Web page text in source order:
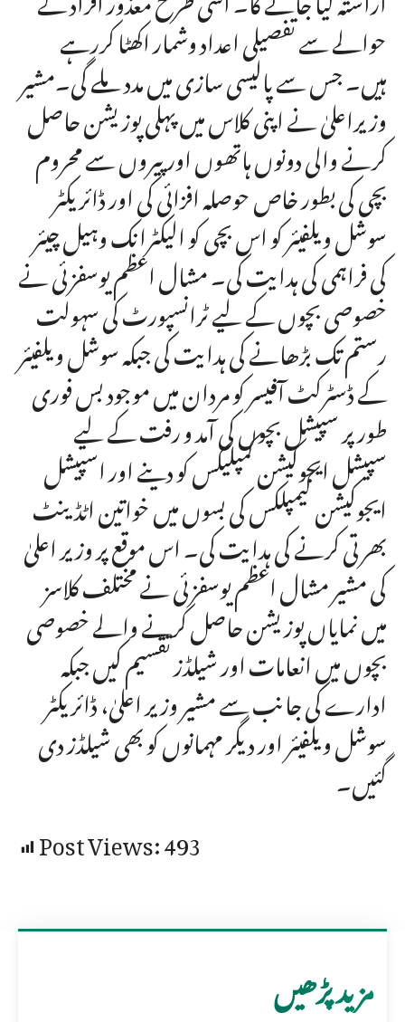
حوالے سے تفصیلی اعداد وشمار اکھٹا کررہے
ہیں۔ جس سے پالیسی سازی میں مدد ملے گی۔مشیر
وزیراعلیٰ نے اپنی کلاس میں پہلی پوزیشن حاصل
کرنے والی دونوں ہاتھوں اور پیروں سے محروم
بچی کی بطور خاص حوصلہ افزائی کی اور ڈائریکٹر
سوشل ویلفیئر کو اس بچی کو الیکٹرانک وہیل چیئر
کی فراہمی کی ہدایت کی۔ مشال اعظم یوسفزئی نے
خصوصی بچوں کے لیے ٹرانسپورٹ کی سہولت
رستم تک بڑھانے کی ہدایت کی جبکہ سوشل ویلفیئر
کے ڈسٹرکٹ آفیسر کو مردان میں موجود بس فوری
طور پر سپیشل بچوں کی آمد و رفت کے لیے
سپیشل ایجوکیشن کمپلیکس کو دینے اور اسپیشل
ایجوکیشن کیمپلکس کی بسوں میں خواتین اٹڈینٹ
بھرتی کرنے کی ہدایت کی۔ اس موقع پر وزیر اعلیٰ
کی مشیر مشال اعظم یوسفزئی نے مختلف کلاسز
میں نمایاں پوزیشن حاصل کرنے والے خصوصی
بچوں میں انعامات اور شیلڈز تقسیم کیں جبکہ
ادارے کی جانب سے مشیر وزیر اعلیٰ، ڈائریکٹر
سوشل ویلفیئر اور دیگر مہمانوں کو بھی شیلڈز دی
گئیں۔
Post Views:493
مزید پڑھیں